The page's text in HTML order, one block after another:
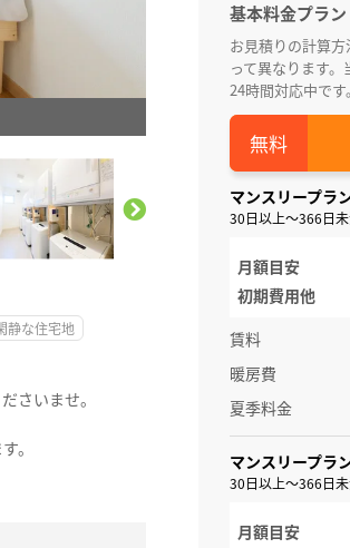
静な住宅地
さいませ。
。
基本料金プラン
お見積りの計算
って異なります
24時間対応中です。
マンスリープラ
30日以上～366日
月額目安
初期費用他
賃料
暖房費
夏季料金
マンスリープラ
30日以上～366日
月額目安